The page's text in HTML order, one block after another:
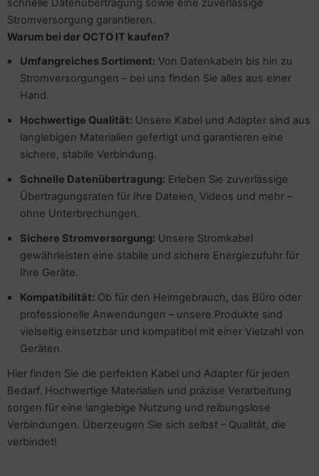
schnelle Datenübertragung sowie eine zuverlässige
Stromversorgung garantieren.
Warum bei der OCTO IT kaufen?
Umfangreiches Sortiment: Von Datenkabeln bis hin zu
Stromversorgungen – bei uns finden Sie alles aus einer
Hand.
Hochwertige Qualität: Unsere Kabel und Adapter sind aus
langlebigen Materialien gefertigt und garantieren eine
sichere, stabile Verbindung.
Schnelle Datenübertragung: Erleben Sie zuverlässige
Übertragungsraten für Ihre Dateien, Videos und mehr –
ohne Unterbrechungen.
Sichere Stromversorgung: Unsere Stromkabel
gewährleisten eine stabile und sichere Energiezufuhr für
Ihre Geräte.
Kompatibilität: Ob für den Heimgebrauch, das Büro oder
professionelle Anwendungen – unsere Produkte sind
vielseitig einsetzbar und kompatibel mit einer Vielzahl von
Geräten.
Hier finden Sie die perfekten Kabel und Adapter für jeden
Bedarf. Hochwertige Materialien und präzise Verarbeitung
sorgen für eine langlebige Nutzung und reibungslose
Verbindungen. Überzeugen Sie sich selbst – Qualität, die
verbindet!
& Video
und Navigation
Zubehör
Zubehör
Zubehör
Mobiltelefone
CD/DVD/BluRay
/ Schnittstellen
& Festplatten
Mainboards
Netzwerkgeräte
Folien, Etiketten
Drucker
Tinten Minen